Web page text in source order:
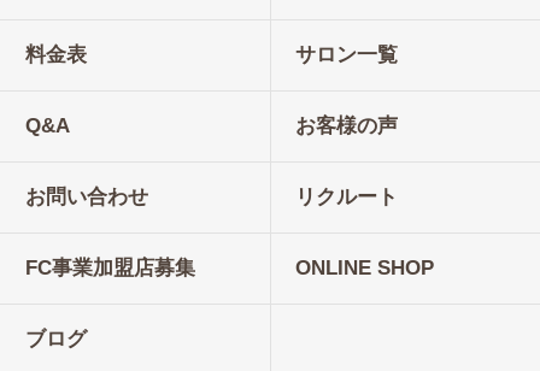
料金表 サロン一覧
Q&A お客様の声
お問い合わせ リクルート
FC事業加盟店募集 ONLINE SHOP
ブログ